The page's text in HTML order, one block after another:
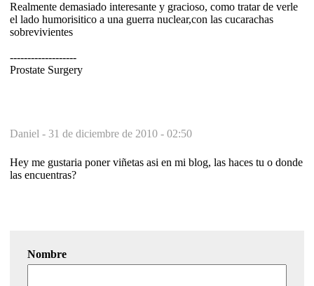
Realmente demasiado interesante y gracioso, como tratar de verle
el lado humorisitico a una guerra nuclear,con las cucarachas
sobrevivientes
-------------------
Prostate Surgery
Daniel - 31 de diciembre de 2010 - 02:50
Hey me gustaria poner viñetas asi en mi blog, las haces tu o donde
las encuentras?
Nombre